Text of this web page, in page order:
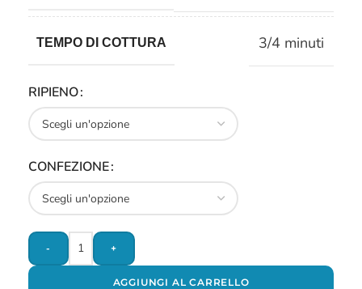
TEMPO DI COTTURA 3/4 minuti
RIPIENO
CONFEZIONE
- +
AGGIUNGI AL CARRELLO